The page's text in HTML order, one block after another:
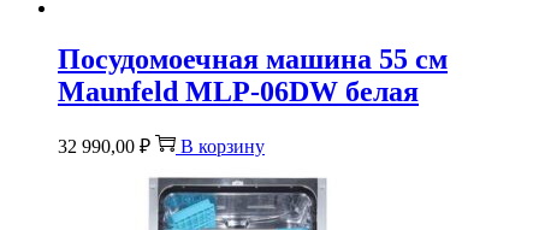
Посудомоечная машина 55 см
Maunfeld MLP-06DW белая
32 990,00 ₽ В корзину